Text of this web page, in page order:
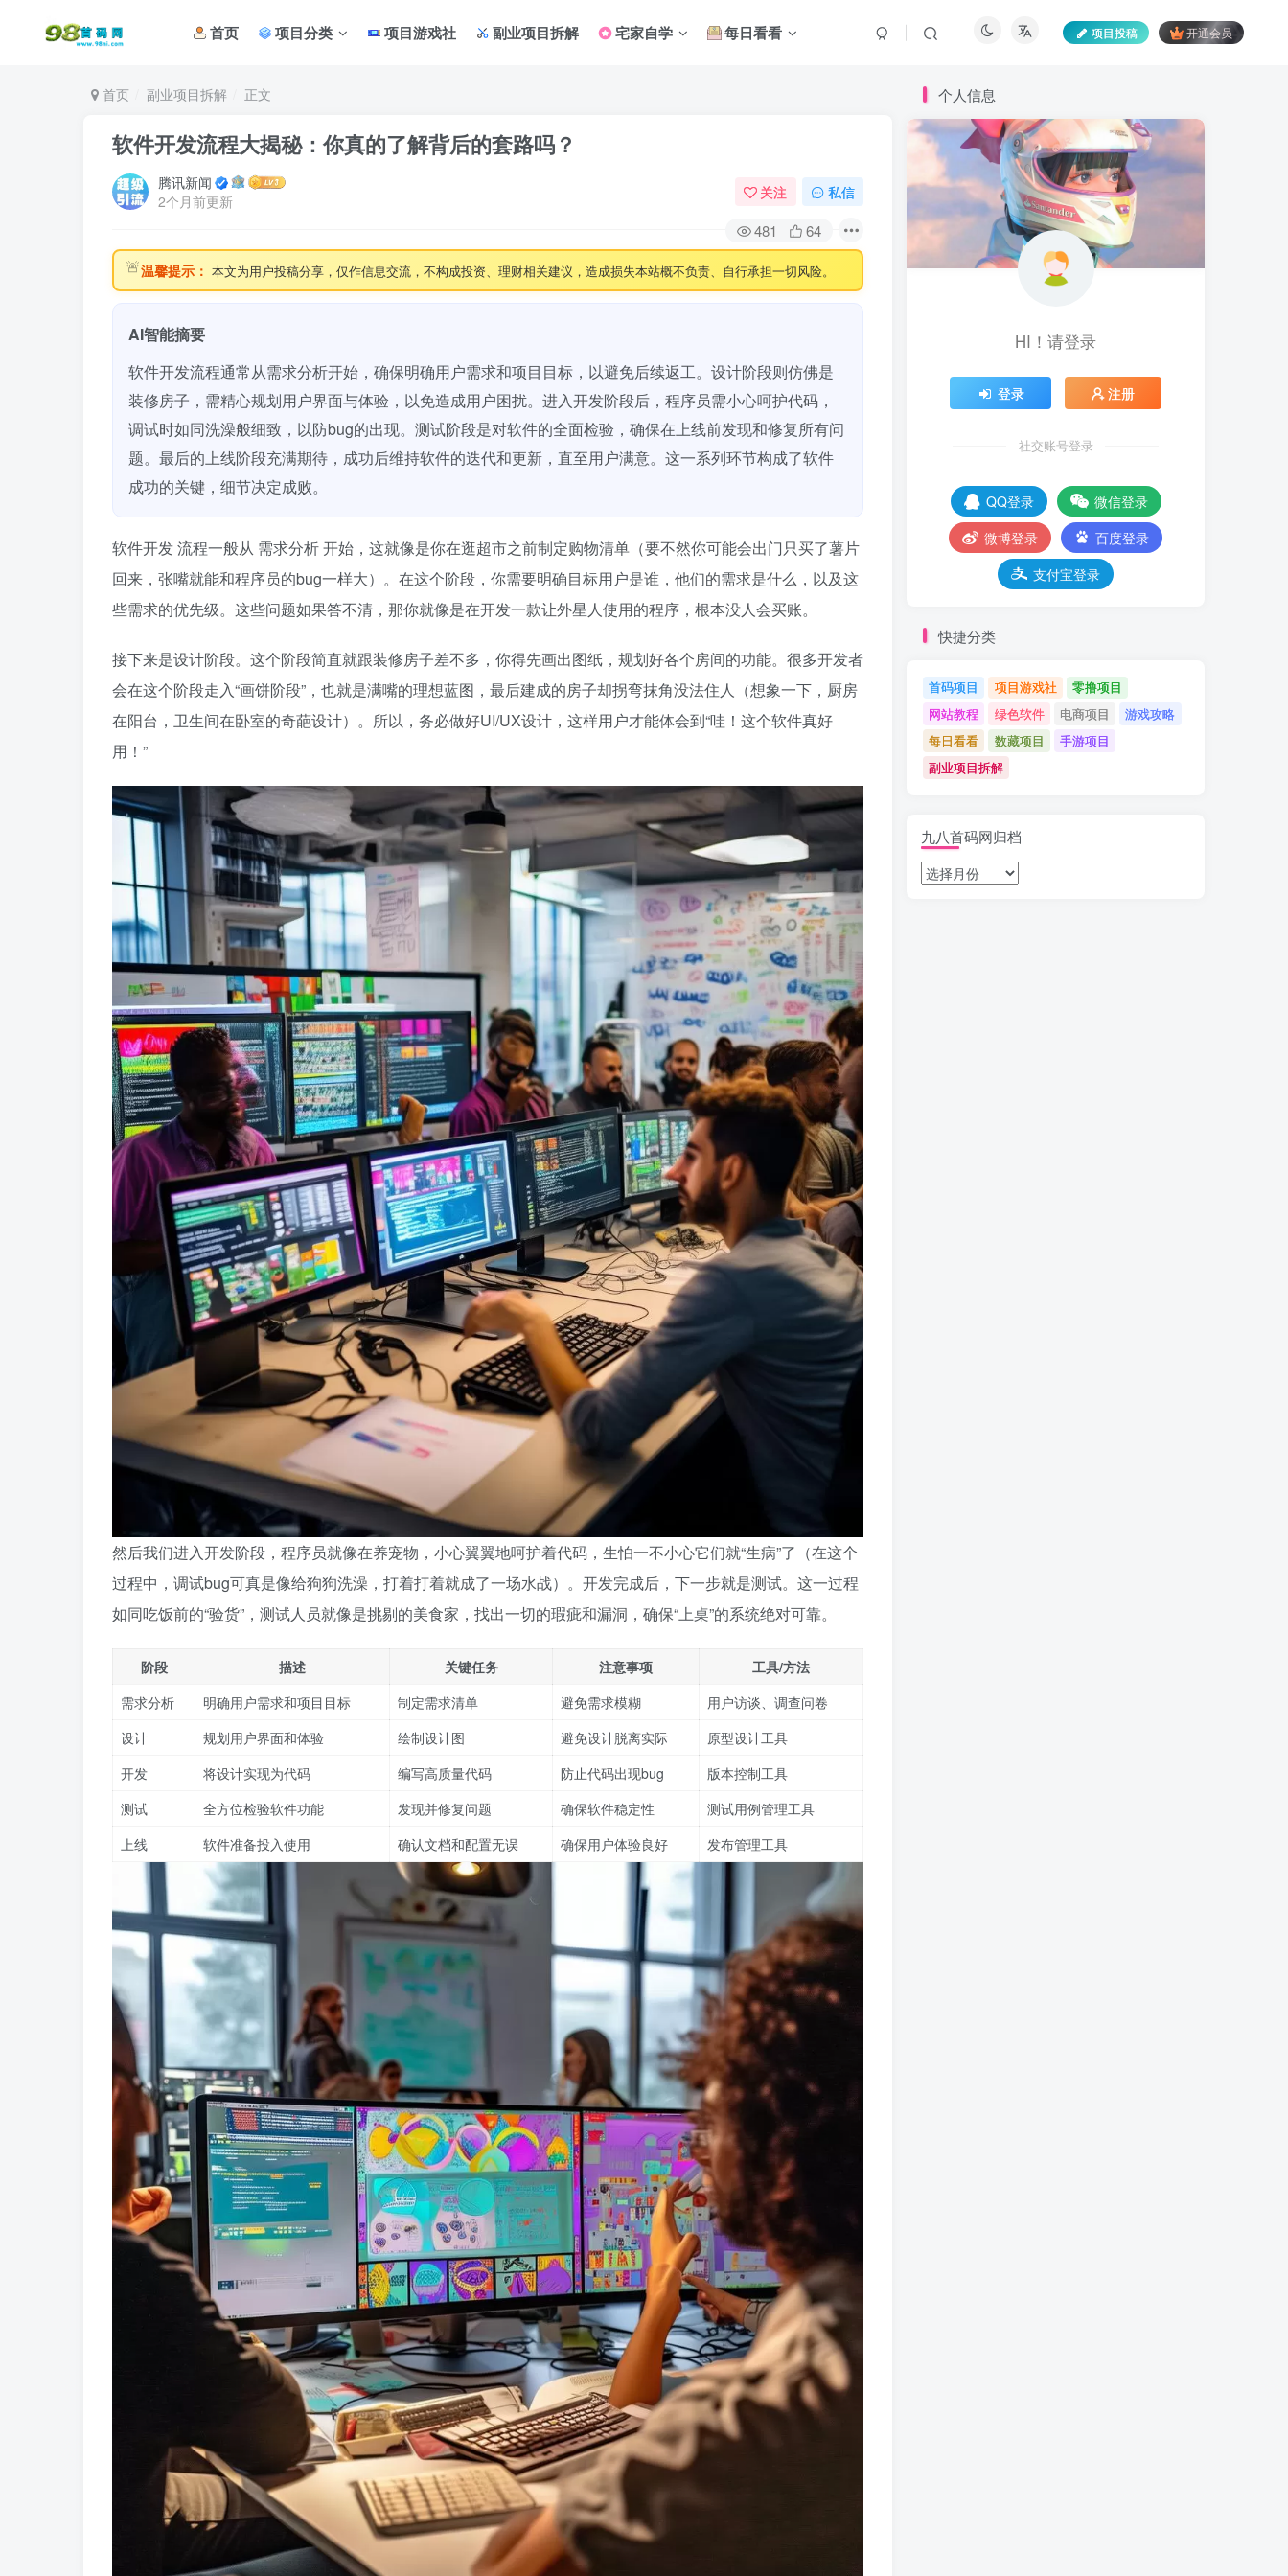
首页 项目分类 项目游戏社 副业项目拆解 宅家自学 每日看看 项目投稿 开通会员
首页 副业项目拆解 正文
软件开发流程大揭秘：你真的了解背后的套路吗？
腾讯新闻
2个月前更新
关注 私信
481 64
🚨温馨提示： 本文为用户投稿分享，仅作信息交流，不构成投资、理财相关建议，造成损失本站概不负责、自行承担一切风险。
AI智能摘要
软件开发流程通常从需求分析开始，确保明确用户需求和项目目标，以避免后续返工。设计阶段则仿佛是
装修房子，需精心规划用户界面与体验，以免造成用户困扰。进入开发阶段后，程序员需小心呵护代码，
调试时如同洗澡般细致，以防bug的出现。测试阶段是对软件的全面检验，确保在上线前发现和修复所有问
题。最后的上线阶段充满期待，成功后维持软件的迭代和更新，直至用户满意。这一系列环节构成了软件
成功的关键，细节决定成败。
软件开发流程一般从 需求分析开始，这就像是你在逛超市之前制定购物清单（要不然你可能会出门只买了薯片
回来，张嘴就能和程序员的bug一样大）。在这个阶段，你需要明确目标用户是谁，他们的需求是什么，以及这
些需求的优先级。这些问题如果答不清，那你就像是在开发一款让外星人使用的程序，根本没人会买账。
接下来是设计阶段。这个阶段简直就跟装修房子差不多，你得先画出图纸，规划好各个房间的功能。很多开发者
会在这个阶段走入“画饼阶段”，也就是满嘴的理想蓝图，最后建成的房子却拐弯抹角没法住人（想象一下，厨房
在阳台，卫生间在卧室的奇葩设计）。所以，务必做好UI/UX设计，这样用户才能体会到“哇！这个软件真好
用！”
然后我们进入开发阶段，程序员就像在养宠物，小心翼翼地呵护着代码，生怕一不小心它们就“生病”了（在这个
过程中，调试bug可真是像给狗狗洗澡，打着打着就成了一场水战）。开发完成后，下一步就是测试。这一过程
如同吃饭前的“验货”，测试人员就像是挑剔的美食家，找出一切的瑕疵和漏洞，确保“上桌”的系统绝对可靠。
阶段 描述 关键任务 注意事项
工具/方法
需求分析
明确用户需求和项目目标 制定需求清单 避免需求模糊
用户访谈、调查问卷
设计
规划用户界面和体验 绘制设计图 避免设计脱离实际
原型设计工具
开发
将设计实现为代码 编写高质量代码 防止代码出现bug
版本控制工具
测试
全方位检验软件功能 发现并修复问题 确保软件稳定性
测试用例管理工具
上线
软件准备投入使用 确认文档和配置无误 确保用户体验良好 发布管理工具
个人信息
HI！请登录
登录 注册
社交账号登录
QQ登录
微信登录
微博登录
百度登录
支付宝登录
快捷分类
首码项目 项目游戏社
零撸项目
网站教程
绿色软件 电商项目
游戏攻略
每日看看
数藏项目
手游项目
副业项目拆解
九八首码网归档